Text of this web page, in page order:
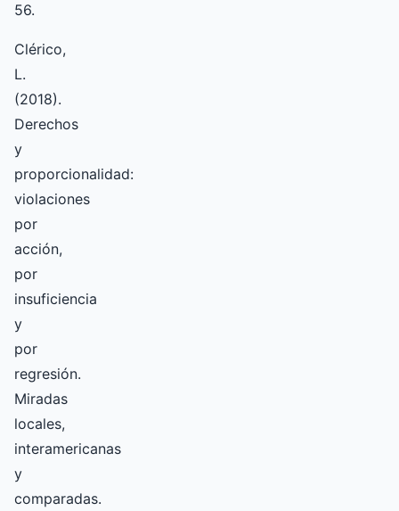
56.
Clérico,
L.
(2018).
Derechos
y
proporcionalidad:
violaciones
por
acción,
por
insuficiencia
y
por
regresión.
Miradas
locales,
interamericanas
y
comparadas.